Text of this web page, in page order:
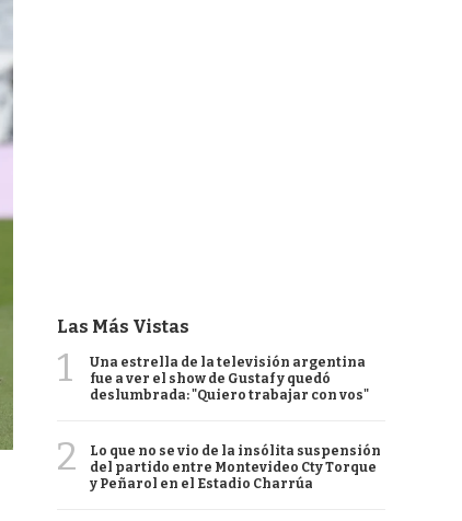
Las Más Vistas
1
Una estrella de la televisión argentina
fue a ver el show de Gustaf y quedó
deslumbrada: "Quiero trabajar con vos"
2
Lo que no se vio de la insólita suspensión
del partido entre Montevideo Cty Torque
y Peñarol en el Estadio Charrúa